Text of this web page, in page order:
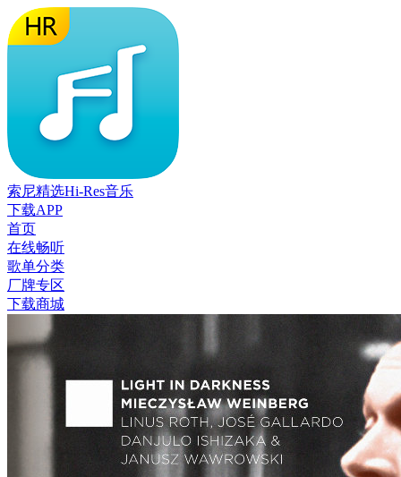
索尼精选Hi-Res音乐
下载APP
首页
在线畅听
歌单分类
厂牌专区
下载商城